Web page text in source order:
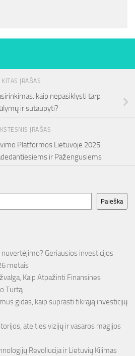
KITAS ĮRAŠAS
kaip nepasiklysti tarp
ir sutaupyti?
ĮRAŠAS
Platformos Lietuvoje 2025:
ir Pažengusiems
Paieška
Geriausios investicijos
metais
Kaip Atpažinti Finansines
Turtą
gidas, kaip suprasti tikrąją investicijų
ateities vizijų ir vasaros magijos
Revoliucija ir Lietuvių Kilimas